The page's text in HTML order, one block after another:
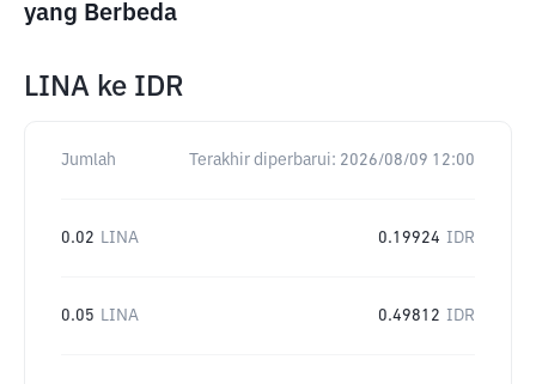
yang Berbeda
LINA ke IDR
Jumlah Terakhir diperbarui: 2026/08/09 12:00
0.02 LINA 0.19924 IDR
0.05 LINA 0.49812 IDR